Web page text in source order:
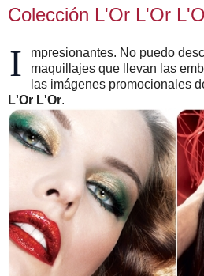
Colección L'Or L'Or
I
mpresionantes. No puedo
maquillajes que llevan las
las imágenes promocionales
L'Or L'Or.